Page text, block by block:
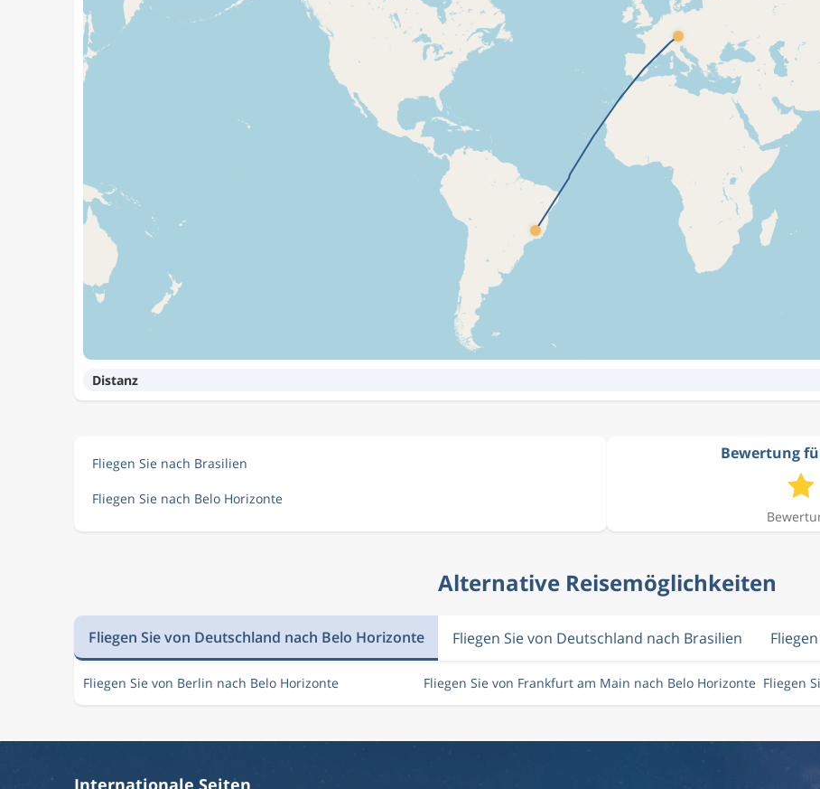
Distanz
Fliegen Sie nach Brasilien
Fliegen Sie nach Belo Horizonte
Bewertung
Alternative Reisemöglichkeiten
Fliegen Sie von Deutschland nach Belo Horizonte Fliegen Sie von Deutschland nach Brasilien
Fliegen Sie von Berlin nach Belo Horizonte Fliegen Sie von Frankfurt am Main nach Belo Horizonte Fliegen
Internationale Seiten